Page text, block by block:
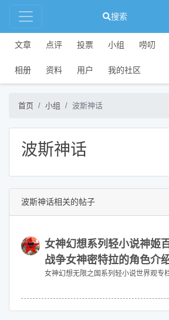
搜索
文章 点评 投票 小组 唠叨
相册 资料 用户 我的社区
首页 小组 波斯神话
波斯神话
波斯神话相关的帖子
女神幻想系列轻小说神姬
战争女神密特拉的角色介
女神幻想无限之国系列轻小说世界观专